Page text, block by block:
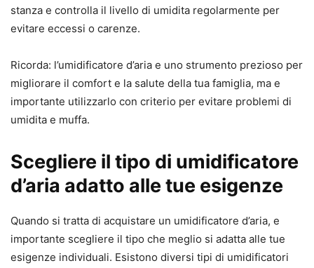
stanza e controlla il livello di umidita regolarmente per
evitare eccessi o carenze.
Ricorda: l’umidificatore d’aria e uno strumento prezioso per
migliorare il comfort e la salute della tua famiglia, ma e
importante utilizzarlo con criterio per evitare problemi di
umidita e muffa.
Scegliere il tipo di umidificatore
d’aria adatto alle tue esigenze
Quando si tratta di acquistare un umidificatore d’aria, e
importante scegliere il tipo che meglio si adatta alle tue
esigenze individuali. Esistono diversi tipi di umidificatori